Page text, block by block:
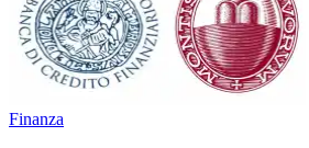
Finanza